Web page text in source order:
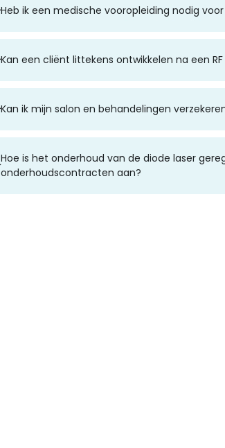
Heb ik een medische vooropleiding nodig
Kan een cliënt littekens ontwikkelen na een
Kan ik mijn salon en behandelingen
Hoe is het onderhoud van de diode laser
onderhoudscontracten aan?